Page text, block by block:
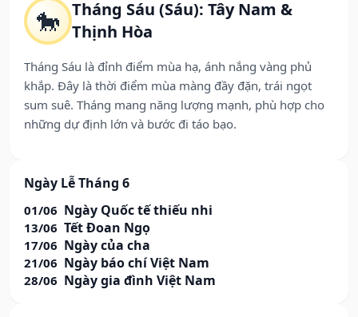
🐎 Tháng Sáu (Sáu): Tây Nam &
Thịnh Hòa
Tháng Sáu là đỉnh điểm mùa hạ, ánh nắng vàng phủ
khắp. Đây là thời điểm mùa màng đầy đặn, trái ngọt
sum suê. Tháng mang năng lượng mạnh, phù hợp cho
những dự định lớn và bước đi táo bạo.
Ngày Lễ Tháng 6
01/06 Ngày Quốc tế thiếu nhi
13/06 Tết Đoan Ngọ
17/06 Ngày của cha
21/06 Ngày báo chí Việt Nam
28/06 Ngày gia đình Việt Nam